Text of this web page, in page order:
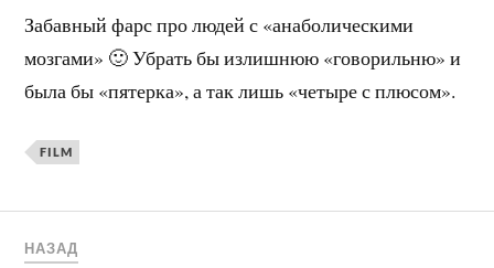
Забавный фарс про людей с «анаболическими
мозгами» 🙂 Убрать бы излишнюю «говорильню» и
была бы «пятерка», а так лишь «четыре с плюсом».
FILM
НАЗАД